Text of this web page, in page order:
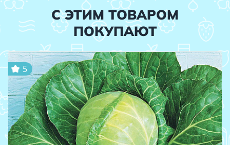
С ЭТИМ ТОВАРОМ
ПОКУПАЮТ
5